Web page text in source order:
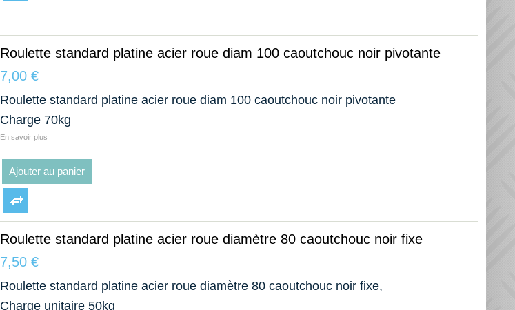
Roulette standard platine acier roue diam 100 caoutchouc noir pivotante
7,00 €
Roulette standard platine acier roue diam 100 caoutchouc noir pivotante
Charge 70kg
En savoir plus
Ajouter au panier
Roulette standard platine acier roue diamètre 80 caoutchouc noir fixe
7,50 €
Roulette standard platine acier roue diamètre 80 caoutchouc noir fixe,
Charge unitaire 50kg